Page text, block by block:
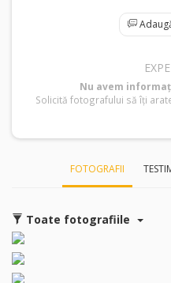
Nu avem
Solicită fotografului să îți
FOTOGRAFII
Toate fotografiile